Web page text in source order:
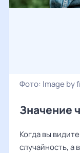
Фото: Image by
Значение
Когда вы
случайность, а